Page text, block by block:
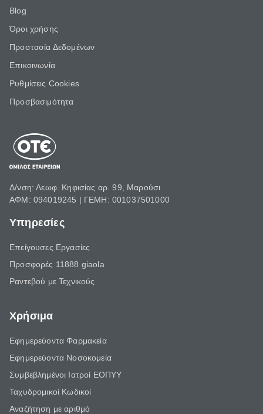
Blog
Όροι χρήσης
Προστασία Δεδομένων
Επικοινωνία
Ρυθμίσεις Cookies
Προσβασιμότητα
Δ/νση: Λεωφ. Κηφισίας αρ. 99, Μαρούσι
ΑΦΜ: 094019245 | ΓΕΜΗ: 001037501000
Υπηρεσίες
Επείγουσες Εργασίες
Προσφορές 11888 giaola
Ραντεβού με Τεχνικούς
Χρήσιμα
Εφημερεύοντα Φαρμακεία
Εφημερεύοντα Νοσοκομεία
Συμβεβλημένοι Ιατροί ΕΟΠΥΥ
Ταχυδρομικοί Κωδικοί
Αναζήτηση με αριθμό